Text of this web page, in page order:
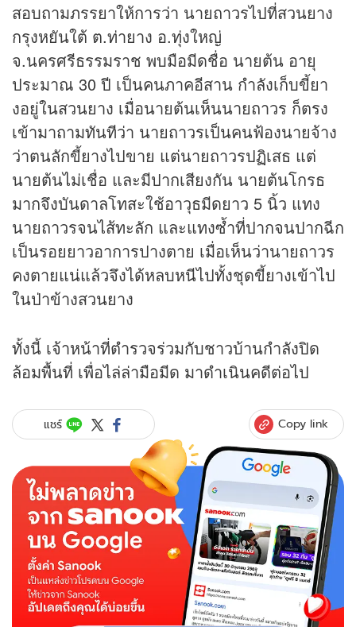
สอบถามภรรยาให้การว่า นายถาวรไปที่สวนยาง
กรุงหยันใต้ ต.ท่ายาง อ.ทุ่งใหญ่
จ.นครศรีธรรมราช พบมือมีดชื่อ นายต้น อายุ
ประมาณ 30 ปี เป็นคนภาคอีสาน กำลังเก็บขี้ยา
งอยู่ในสวนยาง เมื่อนายต้นเห็นนายถาวร ก็ตรง
เข้ามาถามทันทีว่า นายถาวรเป็นคนฟ้องนายจ้าง
ว่าตนลักขี้ยางไปขาย แต่นายถาวรปฏิเสธ แต่
นายต้นไม่เชื่อ และมีปากเสียงกัน นายต้นโกรธ
มากจึงบันดาลโทสะใช้อาวุธมีดยาว 5 นิ้ว แทง
นายถาวรจนไส้ทะลัก และแทงซ้ำที่ปากจนปากฉีก
เป็นรอยยาวอาการปางตาย เมื่อเห็นว่านายถาวร
คงตายแน่แล้วจึงได้หลบหนีไปทั้งชุดขี้ยางเข้าไป
ในป่าข้างสวนยาง
ทั้งนี้ เจ้าหน้าที่ตำรวจร่วมกับชาวบ้านกำลังปิด
ล้อมพื้นที่ เพื่อไล่ล่ามือมีด มาดำเนินคดีต่อไป
แชร์ Copy link